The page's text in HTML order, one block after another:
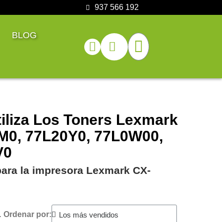
937 566 192
BLOG
Los Toners Lexmark
77L20Y0, 77L0W00,
la impresora Lexmark CX-
Ordenar por: